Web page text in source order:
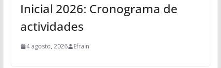
Inicial 2026: Cronograma de
actividades
4 agosto, 2026 Efrain